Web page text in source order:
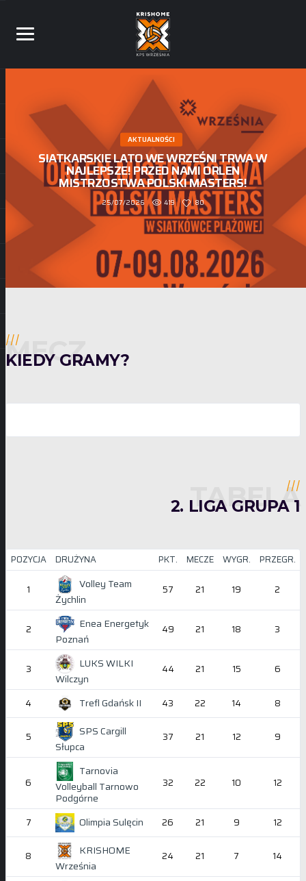
AKTUALNOŚCI
I KLUBOWE MISTRZOSTWA POLSKI W
SIATKÓWCE PLAŻOWEJ ZA NAMI!
19/07/2026 502 84
///
KIEDY GRAMY?
MECZ
///
2. LIGA GRUPA 1
TABELA
POZYCJA DRUŻYNA PKT. MECZE WYGR. PRZEGR.
1
Volley Team
Żychlin
57 21 19 2
2
Enea Energetyk
Poznań
49 21 18 3
3
LUKS WILKI
Wilczyn
44 21 15 6
4 Trefl Gdańsk II 43 22 14 8
5
SPS Cargill
Słupca
37 21 12 9
6
Tarnovia
Volleyball Tarnowo
Podgórne
32 22 10 12
7 Olimpia Sulęcin 26 21 9 12
8
KRISHOME
Września
24 21 7 14